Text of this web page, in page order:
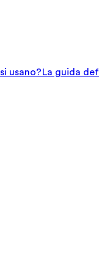
usano?La guida